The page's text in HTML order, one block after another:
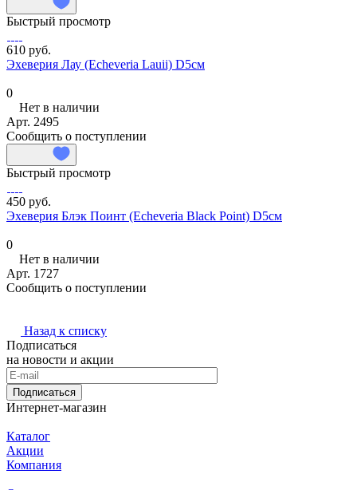
Быстрый просмотр
610 руб.
Эхеверия Лау (Echeveria Lauii) D5см
0
Нет в наличии
Арт. 2495
Сообщить о поступлении
Быстрый просмотр
450 руб.
Эхеверия Блэк Поинт (Echeveria Black Point) D5см
0
Нет в наличии
Арт. 1727
Сообщить о поступлении
Назад к списку
Подписаться
на новости и акции
Подписаться
Интернет-магазин
Каталог
Акции
Компания